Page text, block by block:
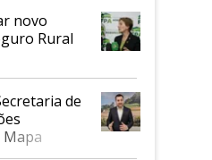
novo
Rural
de